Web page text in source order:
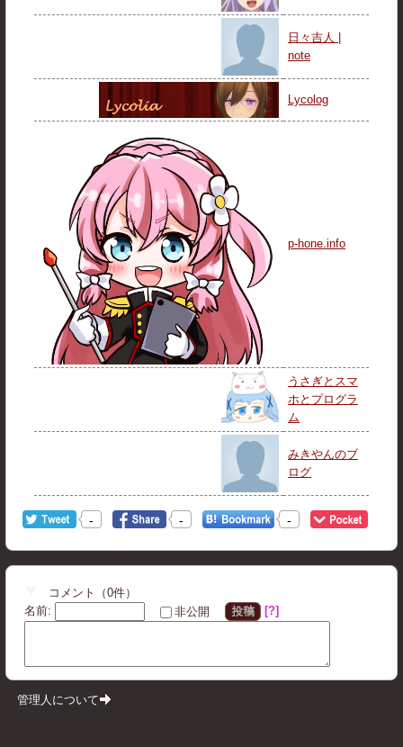
日々吉人 |
note
Lycolog
p-hone.info
うさぎとスマ
ホとプログラ
ム
みきやんのブ
ログ
- - -
コメント （0件）
名前: 非公開 投稿 ?
管理人について